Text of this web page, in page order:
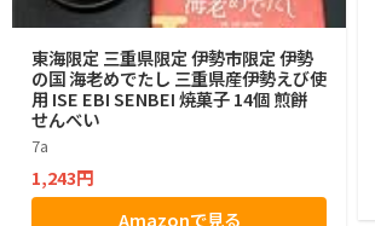
東海限定 三重県限定 伊勢市限定 伊勢
の国 海老めでたし 三重県産伊勢えび使
用 ISE EBI SENBEI 焼菓子 14個 煎餅
せんべい
7a
1,243円
Amazonで見る